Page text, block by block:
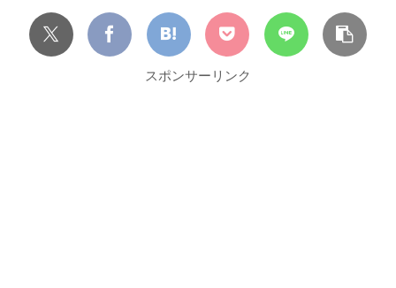
スポンサーリンク